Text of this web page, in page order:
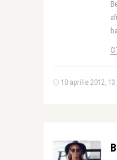
10 aprilie 2012,